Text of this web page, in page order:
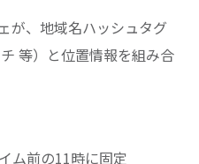
が、地域名ハッシュタグ
等）と位置情報を組み合
ム前の11時に固定